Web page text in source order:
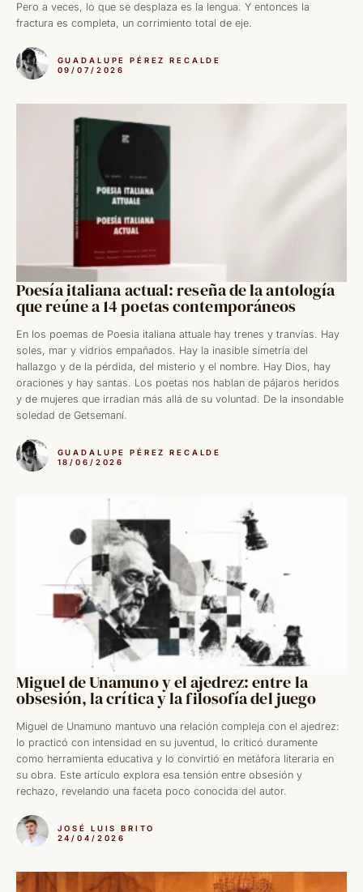
Pero a veces, lo que se desplaza es la lengua. Y entonces la
fractura es completa, un corrimiento total de eje.
GUADALUPE PÉREZ RECALDE
09/07/2026
Poesía italiana actual: reseña de la antología
que reúne a 14 poetas contemporáneos
En los poemas de Poesia italiana attuale hay trenes y tranvías. Hay
soles, mar y vidrios empañados. Hay la inasible simetría del
hallazgo y de la pérdida, del misterio y el nombre. Hay Dios, hay
oraciones y hay santas. Los poetas nos hablan de pájaros heridos
y de mujeres que irradian más allá de su voluntad. De la insondable
soledad de Getsemaní.
GUADALUPE PÉREZ RECALDE
18/06/2026
Miguel de Unamuno y el ajedrez: entre la
obsesión, la crítica y la filosofía del juego
Miguel de Unamuno mantuvo una relación compleja con el ajedrez:
lo practicó con intensidad en su juventud, lo criticó duramente
como herramienta educativa y lo convirtió en metáfora literaria en
su obra. Este artículo explora esa tensión entre obsesión y
rechazo, revelando una faceta poco conocida del autor.
JOSÉ LUIS BRITO
24/04/2026